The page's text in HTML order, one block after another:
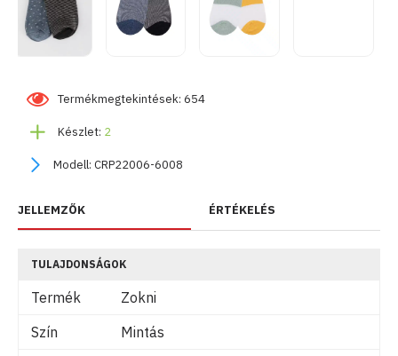
Készlet: 2
Modell: CRP22006-6008
Termékmegtekintések: 654
JELLEMZŐK ÉRTÉKELÉS
TULAJDONSÁGOK
Termék
Zokni
Szín
Mintás